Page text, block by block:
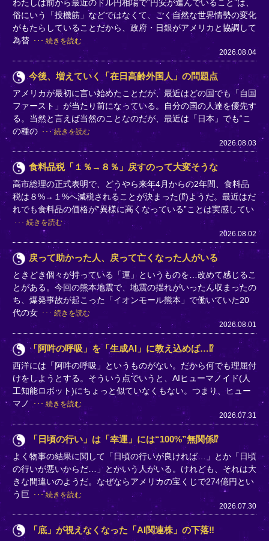
わたしは前から最近のドル円相場で“円安が進んでいること”は、
俗にいう「投機筋」などではなくて、ごく自然な世界情勢の変化
がもたらしていることだから、政府・日銀がアメリカと協調して
為替
続きを読む
2026.08.04
今後、増えていく「在日高齢外国人」の問題点
アメリカが最初に言い始めたことだが、最近はどの国でも「自国
ファースト」が当たり前になっている。自分の国の人達を優先す
る。当然と言えば当然のことなのだが、最近は「日本」でも“こ
の種の
続きを読む
2026.08.03
食料品税「１％→８％」戻すのって大変そうな
高市総理の正式表明で、どうやら来年4月からの2年間、食料品
税は８%→１%へ減税されることが決まった(⁉)ようだ。最近はだ
れでも食料品の価格が“異様に高くなっている”ことは実感してい
続きを読む
2026.08.02
戻って助かった人、戻って亡くなった人がいる
ときどき個々が持っている「運」というものを…改めて感じるこ
とがある。今回の熊本地震で、地震の揺れがいったん収まったの
ち、爆発事故が起こった「イオンモール熊本」で働いていた20
代の女
続きを読む
2026.08.01
「阿吽の呼吸」を「生成AI」に教え込めば…⁉
西洋には「阿吽の呼吸」というものがない。だから何でも理屈付
けをしようとする。そういう点でいうと、AIヒューマノイド(人
工知能ロボット)にちょっと似ていなくもない。つまり、ヒュー
マノ
続きを読む
2026.07.31
「日頃の行い」は「幸運」には“100%”無関係⁉
よく物事の結果に関して「日頃の行いが良ければ…」とか「日頃
の行いが悪いからだ…」とかいう人がいる。けれども、それは大
きな間違いのようだ。なぜならアメリカの宝くじで274億円とい
う巨
続きを読む
2026.07.30
「底」が視えなくなった「AI関連株」の下落‼